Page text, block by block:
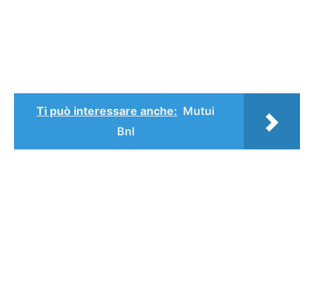
Ti può interessare anche: Mutui
Bnl